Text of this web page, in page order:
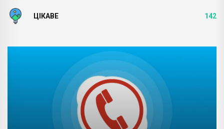
ЦІКАВЕ 142